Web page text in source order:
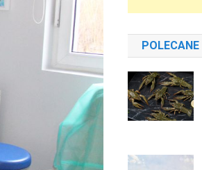
POLECANE